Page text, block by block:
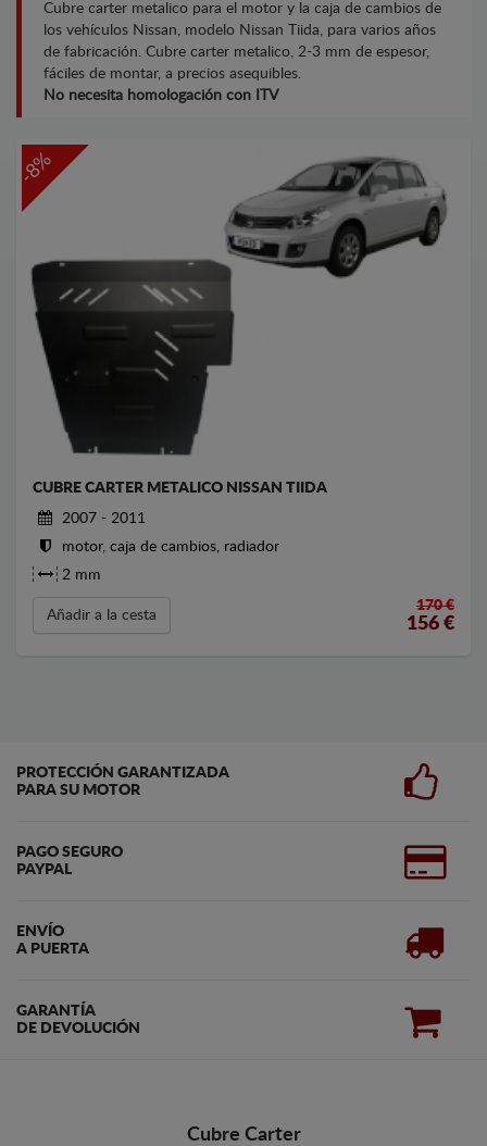
Cubre carter metalico para el motor y la caja de cambios de
los vehículos Nissan, modelo Nissan Tiida, para varios años
de fabricación. Cubre carter metalico, 2-3 mm de espesor,
fáciles de montar, a precios asequibles.
No necesita homologación con ITV
-8%
CUBRE CARTER METALICO NISSAN TIIDA
2007 - 2011
motor, caja de cambios, radiador
2 mm
Añadir a la cesta
170 €
156 €
PROTECCIÓN GARANTIZADA
PARA SU MOTOR
PAGO SEGURO
PAYPAL
ENVÍO
A PUERTA
GARANTÍA
DE DEVOLUCIÓN
Cubre Carter